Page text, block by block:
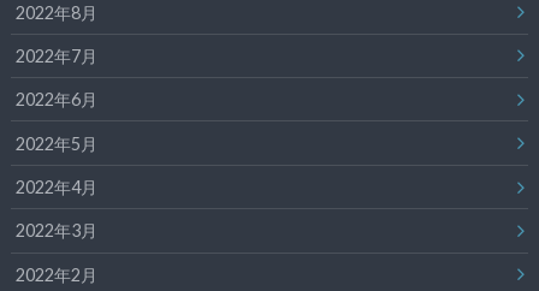
2022年8月
2022年7月
2022年6月
2022年5月
2022年4月
2022年3月
2022年2月